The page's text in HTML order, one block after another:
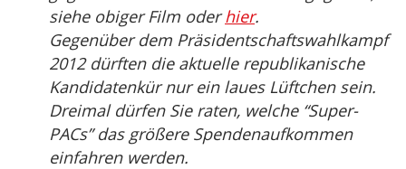
siehe obiger Film oderhier.
Gegenüber dem Präsidentschaftswahlkampf
2012 dürften die aktuelle republikanische
Kandidatenkür nur ein laues Lüftchen sein.
Dreimal dürfen Sie raten, welche “Super-
PACs” das größere Spendenaufkommen
einfahren werden.